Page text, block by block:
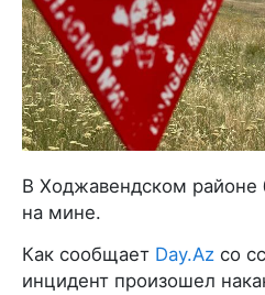
В Ходжавендском районе
на мине.
Как сообщает Day.Az со
инцидент произошел